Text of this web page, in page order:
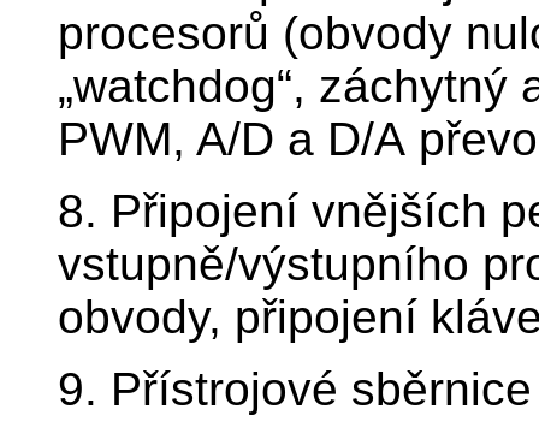
procesorů (obvody
„watchdog“,
PWM, A/D a D/A
8. Připojení vnějších
vstupně/výstupního
obvody, připojení
9. Přístrojové